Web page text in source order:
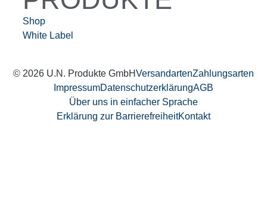
Shop
White Label
© 2026 U.N. Produkte GmbHVersandartenZahlungsarten
ImpressumDatenschutzerklärungAGB
Über uns in einfacher Sprache
Erklärung zur BarrierefreiheitKontakt